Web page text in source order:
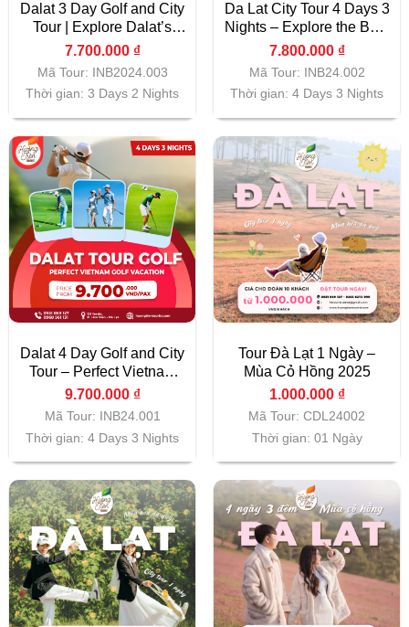
Dalat 3 Day Golf and City
Tour | Explore Dalat’s
Scenic Golf Courses and
7.700.000 ₫
Mã Tour: INB2024.003
Thời gian: 3 Days 2 Nights
Da Lat City Tour 4 Days 3
Nights – Explore the Best
of Vietnam’s Highlands
7.800.000 ₫
Mã Tour: INB24.002
Thời gian: 4 Days 3 Nights
Dalat 4 Day Golf and City
Tour – Perfect Vietnam
Golf Vacation
9.700.000 ₫
Mã Tour: INB24.001
Thời gian: 4 Days 3 Nights
Tour Đà Lạt 1 Ngày –
Mùa Cỏ Hồng 2025
1.000.000 ₫
Mã Tour: CDL24002
Thời gian: 01 Ngày